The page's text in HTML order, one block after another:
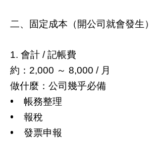
二、固定成本（開公司就會發生）
1. 會計 /記帳費
約： 2,000 ～ 8,000 / 月
做什麼：公司幾乎必備
•
帳務整理
•
報稅
•
發票申報